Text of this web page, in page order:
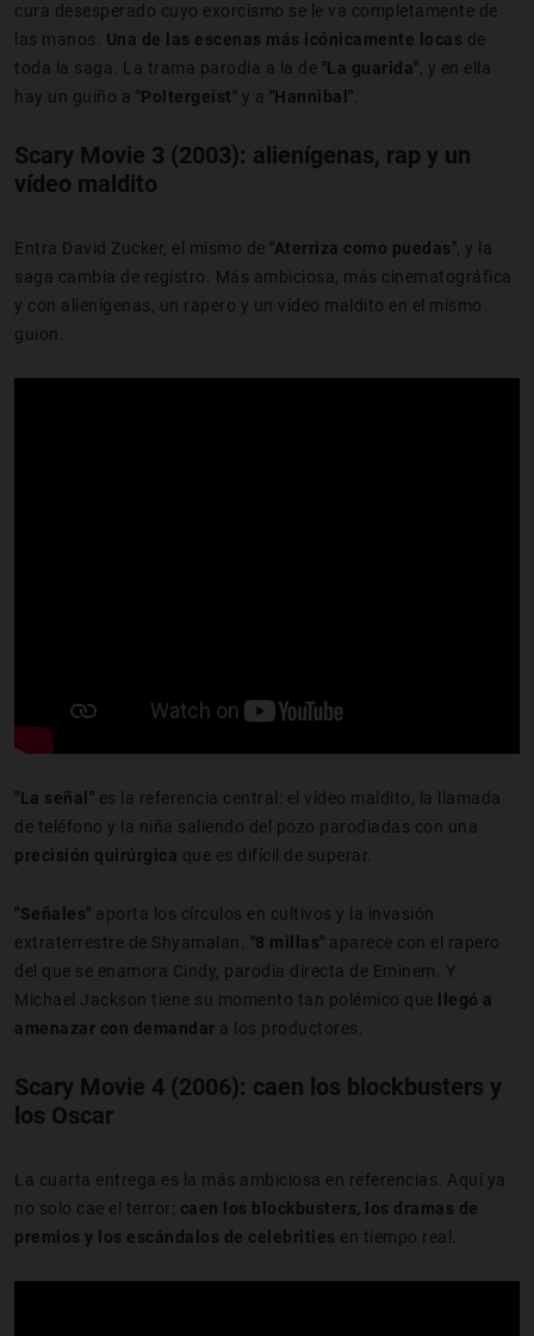
cura desesperado cuyo exorcismo se le va completamente de
las manos. Una de las escenas más icónicamente locas de
toda la saga. La trama parodia a la de "La guarida" , y en ella
hay un guiño a "Poltergeist" y a "Hannibal"
Scary Movie 3 (2003): alienígenas, rap y un
vídeo maldito
Entra David Zucker, el mismo de "Aterriza como puedas" , y la
saga cambia de registro. Más ambiciosa, más cinematográfica
y con alienígenas, un rapero y un vídeo maldito en el mismo
guion.
"La señal" es la referencia central: el vídeo maldito, la llamada
de teléfono y la niña saliendo del pozo parodiadas con una
precisión quirúrgica que es difícil de superar.
"Señales" aporta los círculos en cultivos y la invasión
extraterrestre de Shyamalan. "8 millas" aparece con el rapero
del que se enamora Cindy, parodia directa de Eminem. Y
Michael Jackson tiene su momento tan polémico que
llegó a
amenazar con demandar a los productores.
Scary Movie 4 (2006): caen los blockbusters y
los Oscar
La cuarta entrega es la más ambiciosa en referencias. Aquí ya
no solo cae el terror: caen los blockbusters, los dramas de
premios y los escándalos de celebrities en tiempo real.